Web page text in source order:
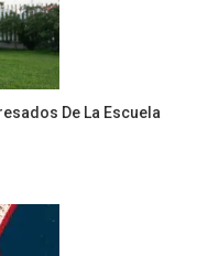
De La Escuela